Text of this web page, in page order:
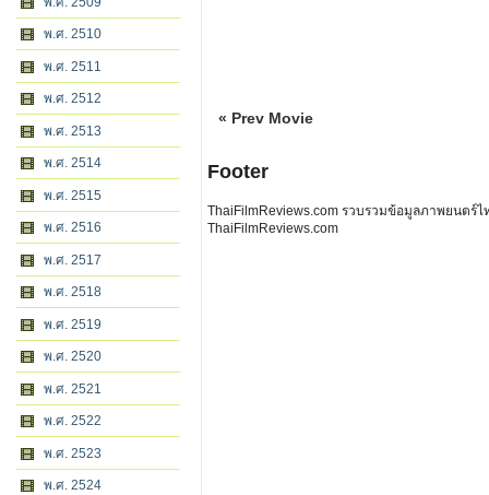
พ.ศ. 2510
พ.ศ. 2511
พ.ศ. 2512
พ.ศ. 2513
พ.ศ. 2514
พ.ศ. 2515
พ.ศ. 2516
พ.ศ. 2517
พ.ศ. 2518
พ.ศ. 2519
พ.ศ. 2520
พ.ศ. 2521
พ.ศ. 2522
พ.ศ. 2523
พ.ศ. 2524
« Prev Movie
Footer
ThaiFilmReviews.com รวบรวมข้อมูลภาพยนตร์
ThaiFilmReviews.com